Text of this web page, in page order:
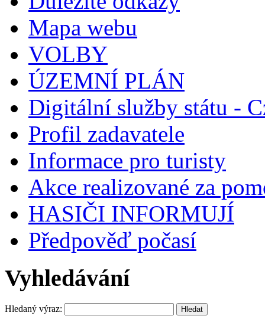
Mapa webu
VOLBY
ÚZEMNÍ PLÁN
Digitální služby státu -
Profil zadavatele
Informace pro turisty
Akce realizované za
HASIČI INFORMUJÍ
Předpověď počasí
Vyhledávání
Hledaný výraz: